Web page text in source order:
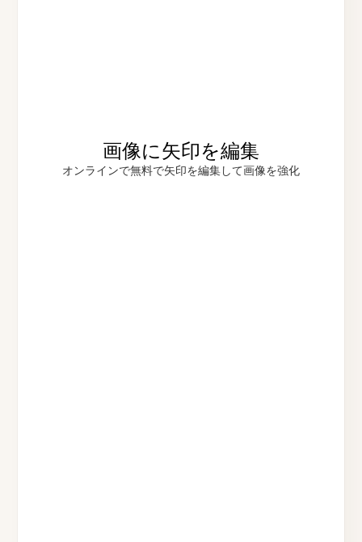
画像に矢印を編集
オンラインで無料で矢印を編集して画像を強化